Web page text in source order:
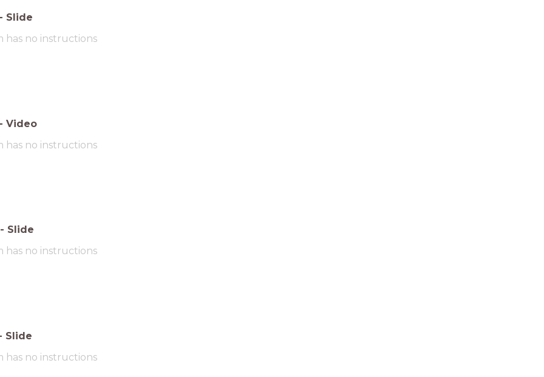
- Slide
has no instructions
- Video
has no instructions
- Slide
has no instructions
Slide
has no instructions